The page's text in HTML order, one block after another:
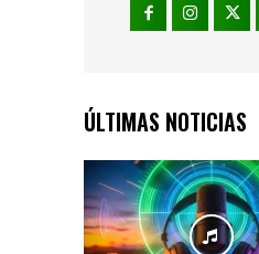
ÚLTIMAS NOTICIAS